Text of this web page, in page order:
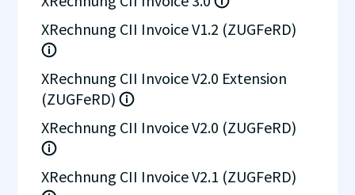
XRechnung CII Invoice V1.2 (ZUGFeRD)
XRechnung CII Invoice V2.0 Extension
(ZUGFeRD)
XRechnung CII Invoice V2.0 (ZUGFeRD)
XRechnung CII Invoice V2.1 (ZUGFeRD)